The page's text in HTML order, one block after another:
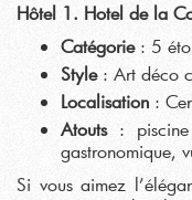
Hôtel 1. Hotel de la
Catégorie: 5
Style: Art déco
Localisation :
Atouts: piscine
gastronomique,
Si vous aimez